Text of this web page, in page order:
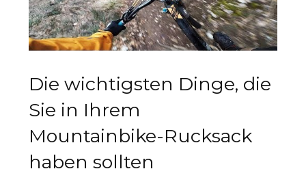
Die wichtigsten Dinge, die
Sie in Ihrem
Mountainbike-Rucksack
haben sollten